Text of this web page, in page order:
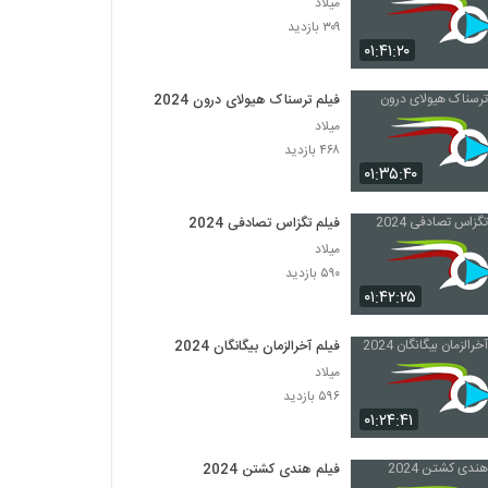
۰۱:۴۱:۲۰
۳۰۹ بازدید
۰۱:۳۵:۴۰
فیلم ترسناک هیولای درون 2024
میلاد
۴۶۸ بازدید
۰۱:۴۲:۲۵
فیلم تگزاس تصادفی 2024
میلاد
۵۹۰ بازدید
۰۱:۲۴:۴۱
فیلم آخرالزمان بیگانگان 2024
میلاد
۵۹۶ بازدید
فیلم هندی کشتن 2024